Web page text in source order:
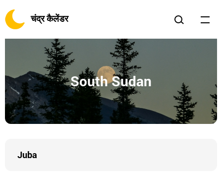
चंद्र कैलेंडर
South Sudan
Juba